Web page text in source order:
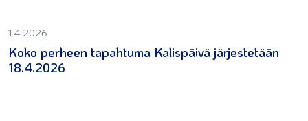
1.4.2026
Koko perheen tapahtuma Kalispäivä järjestetään
18.4.2026